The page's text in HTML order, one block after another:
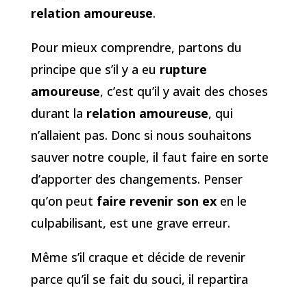
relation amoureuse.
Pour mieux comprendre, partons du
principe que s’il y a eu rupture
amoureuse, c’est qu’il y avait des choses
durant la relation amoureuse, qui
n’allaient pas. Donc si nous souhaitons
sauver notre couple, il faut faire en sorte
d’apporter des changements. Penser
qu’on peut faire revenir son exen le
culpabilisant, est une grave erreur.
Même s’il craque et décide de revenir
parce qu’il se fait du souci, il repartira